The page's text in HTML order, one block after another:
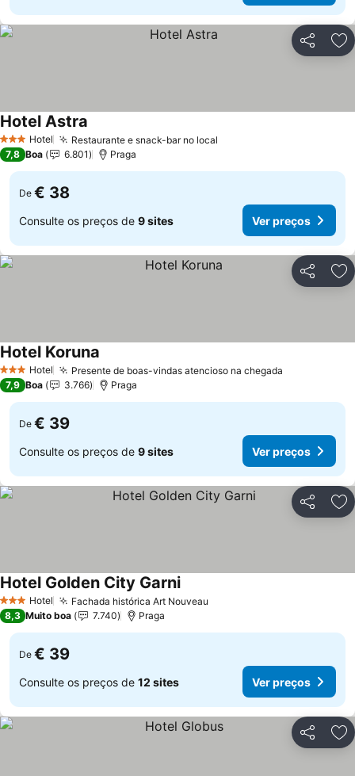
Partilhar
3 EstrelasHotel Restaurante e snack-bar no local
Hotel Astra
7,8 Boa 6.801 Praga
De € 38
Consulte os preços de 9 sites Ver preços
Partilhar
3 EstrelasHotel Presente de boas-vindas atencioso na chegada
Hotel Koruna
7,9 Boa 3.766 Praga
De € 39
Consulte os preços de 9 sites Ver preços
Partilhar
3 EstrelasHotel Fachada histórica Art Nouveau
Hotel Golden City Garni
8,3 Muito boa 7.740 Praga
De € 39
Consulte os preços de 12 sites Ver preços
Partilhar